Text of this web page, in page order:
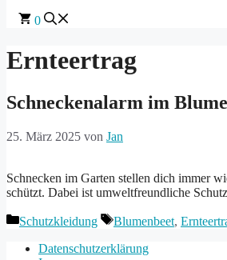
0
Ernteertrag
Schneckenalarm im
25. März 2025 von Jan
Schnecken im Garten stellen dich immer
schützt. Dabei ist umweltfreundliche
Kategorien
Schutzkleidung Schlagwörter
Blumenbeet,
Datenschutzerklärung